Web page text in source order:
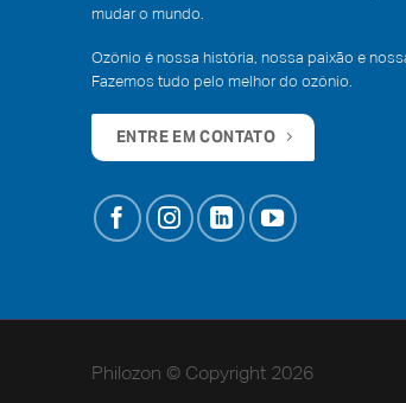
mudar o mundo.
Ozônio é nossa história, nossa paixão e
Fazemos tudo pelo melhor do ozônio.
ENTRE EM CONTATO
Philozon © Copyright 2026